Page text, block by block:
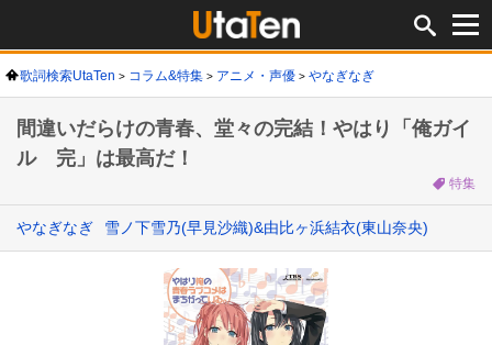
歌詞検索UtaTen コラム&特集 アニメ・声優 やなぎなぎ
間違いだらけの青春、堂々の完結！やはり「俺ガイ
ル 完」は最高だ！
特集
やなぎなぎ 雪ノ下雪乃(早見沙織)&由比ヶ浜結衣(東山奈央)